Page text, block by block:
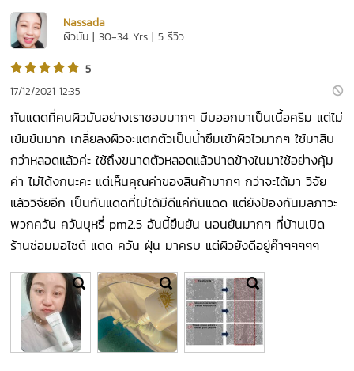
Nassada
ผิวมัน | 30-34 Yrs | 5 รีวิว
5
17/12/2021 12:35
กันแดดที่คนผิวมันอย่างเราชอบมากๆ บีบออกมาเป็นเนื้อครีม แต่ไม่
เข้มข้นมาก เกลี่ยลงผิวจะแตกตัวเป็นน้ำซึมเข้าผิวไวมากๆ ใช้มาสิบ
กว่าหลอดแล้วค่ะ ใช้ถึงขนาดตัวหลอดแล้วปาดข้างในมาใช้อย่างคุ้ม
ค่า ไม่ได้งกนะคะ แต่เห็นคุณค่าของสินค้ามากๆ กว่าจะได้มา วิจัย
แล้ววิจัยอีก เป็นกันแดดที่ไม่ได้มีดีแค่กันแดด แต่ยังป้องกันมลภาวะ
พวกควัน ควันบุหรี่ pm2.5 อันนี้ยืนยัน นอนยันมากๆ ที่บ้านเปิด
ร้านซ่อมมอไซต์ แดด ควัน ฝุ่น มาครบ แต่ผิวยังดีอยู่ค๊าๆๆๆๆๆ